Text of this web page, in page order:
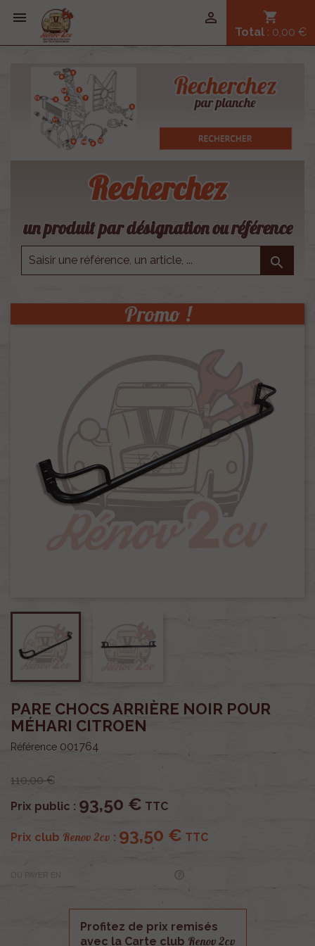
 shopping_cart
Total : 0,00 €

Recherchez
un produit par désignation ou référence

Promo !
PARE CHOCS ARRIÈRE NOIR POUR
MÉHARI CITROEN
Référence 001764
110,00 €
Prix public : 93,50 € TTC
Prix club Renov 2cv : 93,50 € TTC
OU PAYER EN
Profitez de prix remisés
avec la Carte club Renov 2cv